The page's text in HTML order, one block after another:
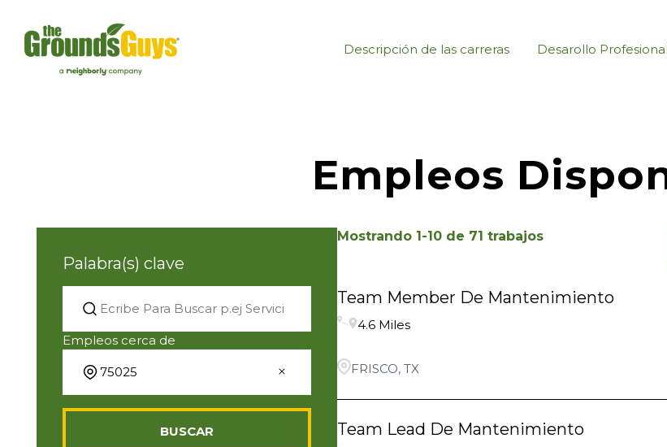
Descripción de las carreras Desarollo Profesional
Empleos
Palabra(s) clave
Empleos cerca de
BUSCAR
Mostrando 1-10 de 71 trabajos
Team Member De Mantenimiento
4.6 Miles
FRISCO, TX
Team Lead De Mantenimiento